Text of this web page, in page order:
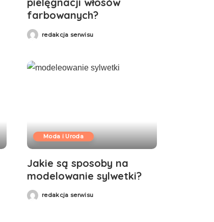
farbowanych?
redakcja serwisu
Moda i Uroda
Jakie są sposoby na
modelowanie sylwetki?
redakcja serwisu